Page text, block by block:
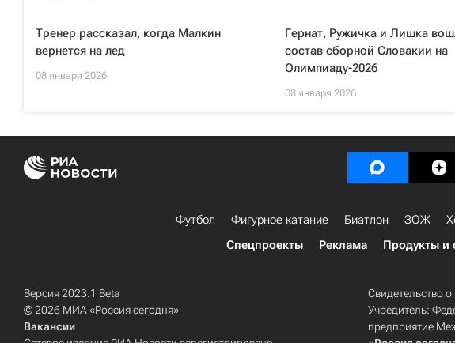
Тренер рассказал, когда Малкин
вернется на лед
08 января 2026
Гернат, Ружичка и Лишка
состав сборной Словакии на
Олимпиаду-2026
08 января 2026
Футбол Фигурное катание Биатлон ЗОЖ
Спецпроекты
Реклама Продукты и
Версия 2023.1 Beta
© 2026 МИА «Россия сегодня»
Вакансии
Свидетельство
Учредитель:
предприятие